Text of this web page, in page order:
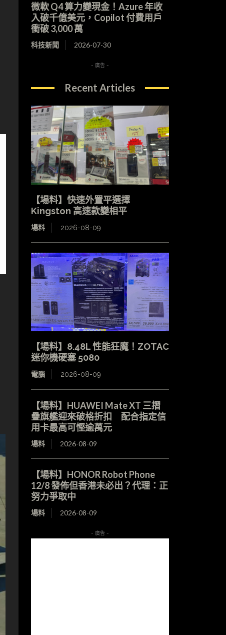
微軟 Q4 算力變現金！Azure 年收
入破千億美元，Copilot 付費用戶
衝破 3,000 萬
科技新聞 2026-07-30
- 廣告 -
Recent Articles
【場料】快速外置平選擇
Kingston 高速款變相平
場料 2026-08-09
【場料】8.48L 性能狂魔！ZOTAC
迷你機硬塞 5080
電腦 2026-08-09
【場料】HUAWEI Mate XT 三摺
疊旗艦迎來破格折扣 配合指定信
用卡最高可慳逾萬元
場料 2026-08-09
【場料】HONOR Robot Phone
12/8 發佈但香港未必出？代理：正
努力爭取中
場料 2026-08-09
- 廣告 -